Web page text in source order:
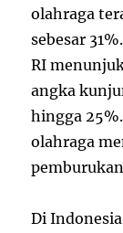
olahraga
sebesar
RI
angka
hingga
olahraga
Di